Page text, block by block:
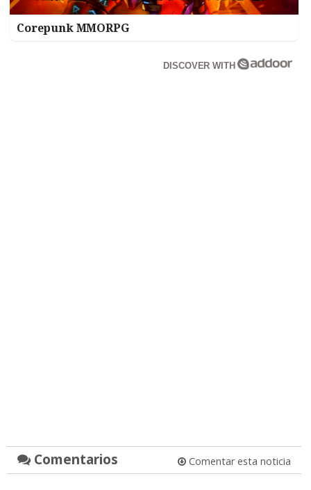
Corepunk MMORPG
DISCOVER WITH
Comentarios Comentar esta noticia